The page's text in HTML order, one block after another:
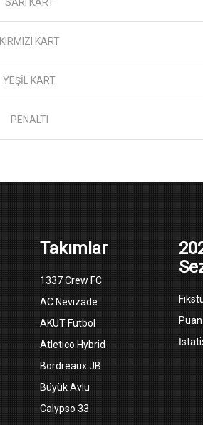
KIRMIZI KART
YEŞİL KART
PENALTI
Takımlar
1337 Crew FC
AC Nevizade
AKUT Futbol
Atletico Hybrid
Bordreaux JB
Büyük Avlu
Calypso 33